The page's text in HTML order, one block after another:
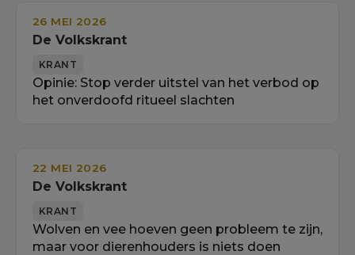
26 MEI 2026
De Volkskrant
KRANT
Opinie: Stop verder uitstel van het verbod op
het onverdoofd ritueel slachten
22 MEI 2026
De Volkskrant
KRANT
Wolven en vee hoeven geen probleem te zijn,
maar voor dierenhouders is niets doen